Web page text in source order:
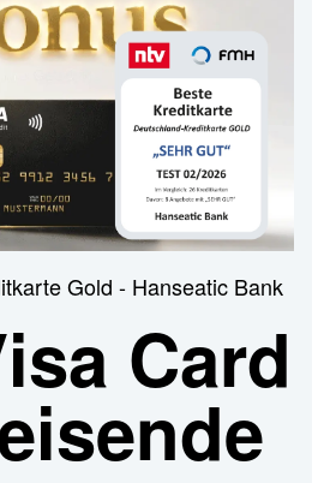
Gold - Hanseatic Bank
Card